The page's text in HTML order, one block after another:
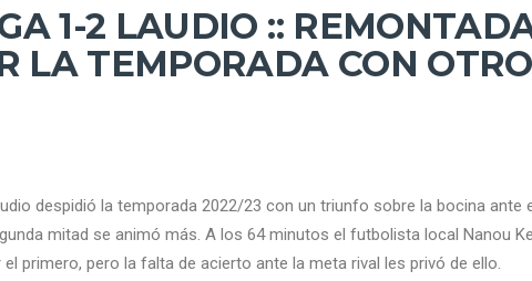
1-2 LAUDIO ::
LA TEMPORADA CON
despidió la temporada 2022/23 con un triunfo sobre la bocina
mitad se animó más. A los 64 minutos el futbolista local Nanou
primero, pero la falta de acierto ante la meta rival les privó de ello.